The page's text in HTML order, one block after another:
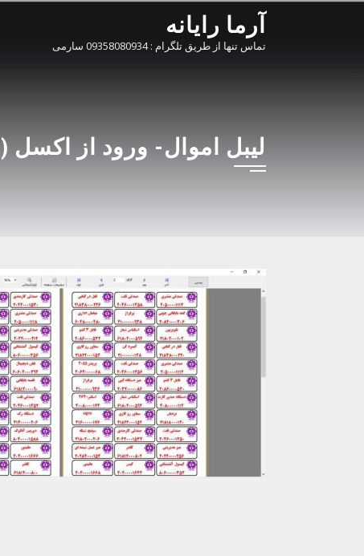
آرما رایانه
تماس تنها از طریق تلگرام : 09358080934 سارمی
لیبل اموال- ورود از اکسل (۱۴)